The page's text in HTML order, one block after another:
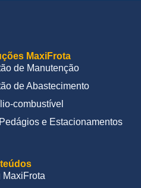
MaxiFrota
de Manutenção
de Abastecimento
combustível
e Estacionamentos
MaxiFrota